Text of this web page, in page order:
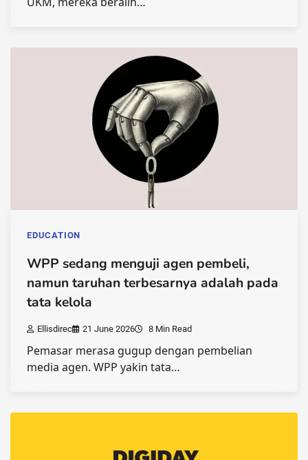
EDUCATION
WPP sedang menguji agen pembeli,
namun taruhan terbesarnya adalah pada
tata kelola
Ellisdirec 21 June 2026 8 Min Read
Pemasar merasa gugup dengan pembelian
media agen. WPP yakin tata…